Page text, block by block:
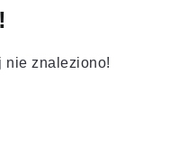
nie znaleziono!